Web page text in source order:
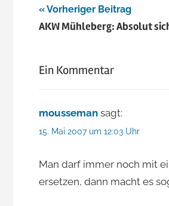
Vorheriger Beitrag
AKW Mühleberg: Absolut
Ein Kommentar
mousseman sagt:
15. Mai 2007 um 12:03 Uhr
Man darf immer noch mit
ersetzen, dann macht es